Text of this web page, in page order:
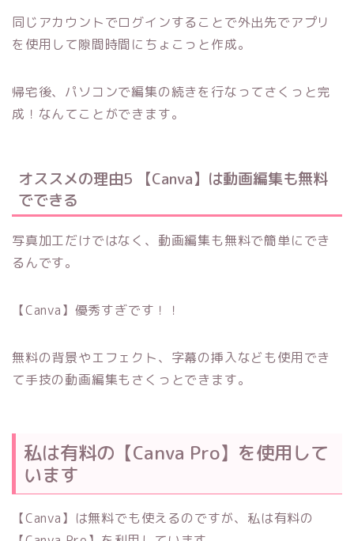
同じアカウントでログインすることで外出先でアプリ
を使用して隙間時間にちょこっと作成。
帰宅後、パソコンで編集の続きを行なってさくっと完
成！なんてことができます。
オススメの理由5 【Canva】は動画編集も無料
でできる
写真加工だけではなく、動画編集も無料で簡単にでき
るんです。
【Canva】優秀すぎです！！
無料の背景やエフェクト、字幕の挿入なども使用でき
て手技の動画編集もさくっとできます。
私は有料の【Canva Pro】を使用して
います
【Canva】は無料でも使えるのですが、私は有料の